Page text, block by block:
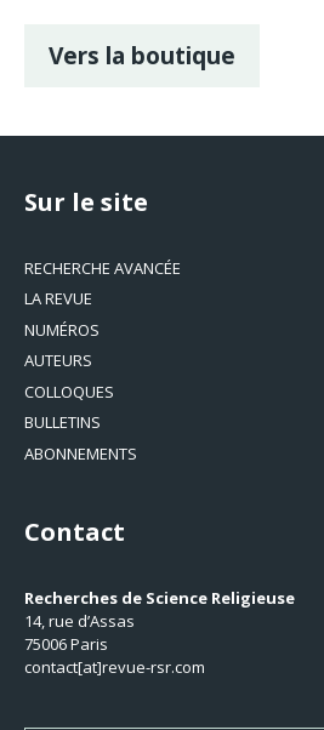
Vers la boutique
Sur le site
RECHERCHE AVANCÉE
LA REVUE
NUMÉROS
AUTEURS
COLLOQUES
BULLETINS
ABONNEMENTS
Contact
Recherches de Science Religieuse
14, rue d’Assas
75006 Paris
contact[at]revue-rsr.com